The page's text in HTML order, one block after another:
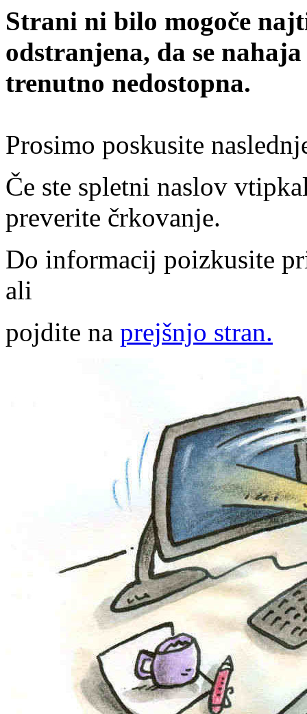
Strani ni bilo mogoče
odstranjena, da se
trenutno nedostopna.
Prosimo poskusite
Če ste spletni naslov
preverite črkovanje.
Do informacij poizkusite
ali
pojdite na prejšnjo stran.